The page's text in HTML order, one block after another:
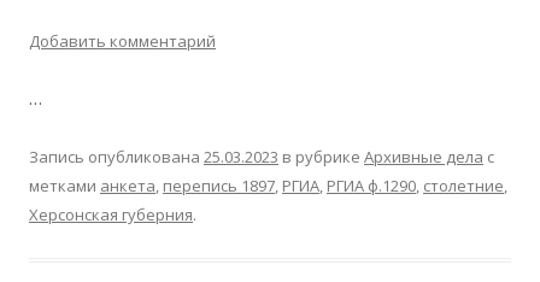
Добавить комментарий
…
Запись опубликована 25.03.2023 в рубрике Архивные дела с
метками анкета, перепись 1897, РГИА, РГИА ф.1290, столетние,
Херсонская губерния.